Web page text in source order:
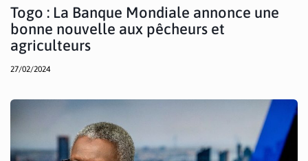
Togo : La Banque Mondiale annonce une
bonne nouvelle aux pêcheurs et
agriculteurs
27/02/2024